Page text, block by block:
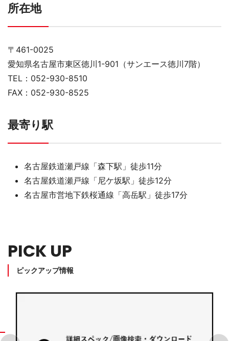
所在地
〒461-0025
愛知県名古屋市東区徳川1-901（サンエース徳川7階）
TEL：052-930-8510
FAX：052-930-8525
最寄り駅
名古屋鉄道瀬戸線「森下駅」徒歩11分
名古屋鉄道瀬戸線「尼ケ坂駅」徒歩12分
名古屋市営地下鉄桜通線「高岳駅」徒歩17分
PICK UP
ピックアップ情報